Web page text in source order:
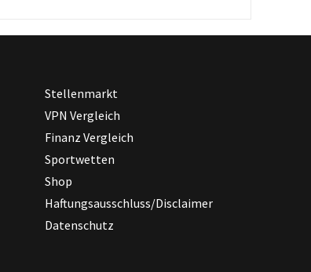
Stellenmarkt
VPN Vergleich
Finanz Vergleich
Sportwetten
Shop
Haftungsausschluss/Disclaimer
Datenschutz